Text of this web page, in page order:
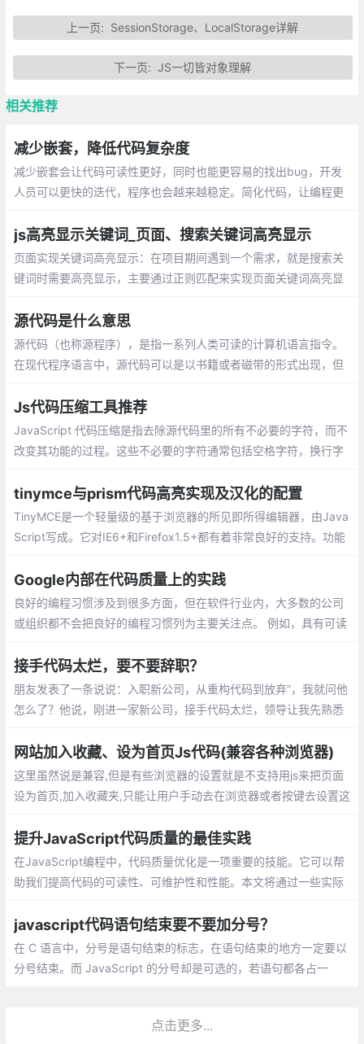
上一页: SessionStorage、LocalStorage详解
下一页:JS一切皆对象理解
相关推荐
减少嵌套，降低代码复杂度
减少嵌套会让代码可读性更好，同时也能更容易的找出bug，开发
人员可以更快的迭代，程序也会越来越稳定。简化代码，让编程更
js高亮显示关键词_页面、搜索关键词高亮显示
页面实现关键词高亮显示：在项目期间遇到一个需求，就是搜索关
键词时需要高亮显示，主要通过正则匹配来实现页面关键词高亮显
筛选出符合关键字的内容并将关键字高亮
源代码是什么意思
源代码（也称源程序），是指一系列人类可读的计算机语言指令。
在现代程序语言中，源代码可以是以书籍或者磁带的形式出现，但
算机程序。
Js代码压缩工具推荐
JavaScript 代码压缩是指去除源代码里的所有不必要的字符，而不
改变其功能的过程。这些不必要的字符通常包括空格字符，换行字
执行。
tinymce与prism代码高亮实现及汉化的配置
TinyMCE是一个轻量级的基于浏览器的所见即所得编辑器，由Java
Script写成。它对IE6+和Firefox1.5+都有着非常良好的支持。功能
Google内部在代码质量上的实践
良好的编程习惯涉及到很多方面，但在软件行业内，大多数的公司
或组织都不会把良好的编程习惯列为主要关注点。 例如，具有可读
义，前者的意义在于可以让代码更易于理解和修改。
接手代码太烂，要不要辞职？
朋友发表了一条说说：入职新公司，从重构代码到放弃”，我就问他
怎么了？他说，刚进一家新公司，接手代码太烂，领导让我先熟悉
网站加入收藏、设为首页Js代码(兼容各种浏览器)
这里虽然说是兼容,但是有些浏览器的设置就是不支持用js来把页面
设为首页,加入收藏夹,只能让用户手动去在浏览器或者按键去设置这
提升JavaScript代码质量的最佳实践
在JavaScript编程中，代码质量优化是一项重要的技能。它可以帮
助我们提高代码的可读性、可维护性和性能。本文将通过一些实际
代码更加优雅。
javascript代码语句结束要不要加分号？
在 C 语言中，分号是语句结束的标志，在语句结束的地方一定要以
分号结束。而 JavaScript 的分号却是可选的，若语句都各占一
点击更多...